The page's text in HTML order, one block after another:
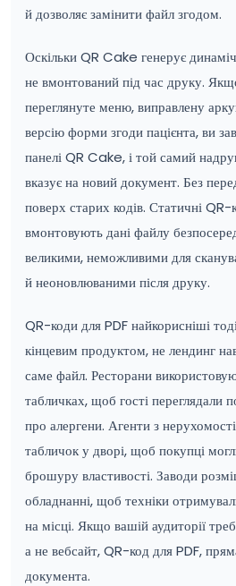
й дозволяє замінити файл згодом.
Оскільки QR Cake генерує
не вмонтований під час друку.
переглянуте меню, виправлену
версію форми згоди пацієнта, ви
панелі QR Cake, і той самий
вказує на новий документ. Без
поверх старих кодів. Статичні QR-
вмонтовують дані файлу
великими, неможливими для
й неоновлюваними після друку.
QR-коди для PDF найкорисніші
кінцевим продуктом, не лендинг
саме файл. Ресторани
табличках, щоб гості переглядали
про алергени. Агенти з
табличок у дворі, щоб покупці
брошуру властивості. Заводи
обладнанні, щоб техніки
на місці. Якщо вашій аудиторії
а не вебсайт, QR-код для PDF,
документа.